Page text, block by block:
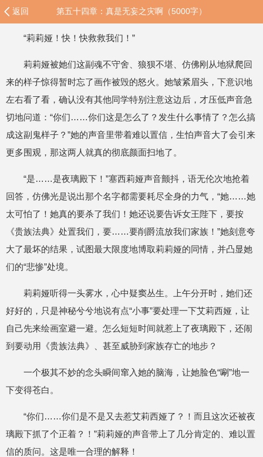
返回 第五十四章：真是无妄之灾啊（5000字）
“莉莉娅！快！快救救我们！”
莉莉娅被她们这副魂不守舍、狼狈不堪、仿佛刚从地狱爬回
来的样子惊得暂时忘了画作被毁的怒火。她皱紧眉头，下意识地
左右看了看，确认没有其他同学特别注意这边后，才压低声音急
切地问道：“你们……你们这是怎么了？发生什么事情了？怎么搞
成这副鬼样子？”她的声音里带着难以置信，生怕声音大了会引来
更多围观，那这两人就真的彻底颜面扫地了。
“是……是夜璃殿下！”塞西莉娅声音颤抖，语无伦次地抢着
回答，仿佛光是说出那个名字都需要耗尽全身的力气，“她……她
太可怕了！她真的要杀了我们！她还说要告诉女王陛下，要按
《贵族法典》处置我们，要……要削爵流放我们家族！”她刻意夸
大了最坏的结果，试图最大限度地博取莉莉娅的同情，并凸显她
们的“悲惨”处境。
莉莉娅听得一头雾水，心中疑窦丛生。上午分开时，她们还
好好的，只是神秘兮兮地说有点“小事”要处理一下艾莉西娅，让
自己先来绘画室避一避。怎么短短时间就惹上了夜璃殿下，还闹
到要动用《贵族法典》、甚至威胁到家族存亡的地步？
一个极其不妙的念头瞬间窜入她的脑海，让她脸色“唰”地一
下变得苍白。
“你们……你们是不是又去惹艾莉西娅了？！而且这次还被夜
璃殿下抓了个正着？！”莉莉娅的声音带上了几分肯定的、难以置
信的质问。这是唯一合理的解释！